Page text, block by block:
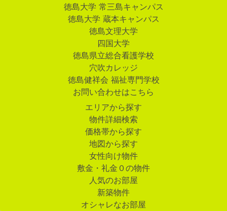
徳島大学 常三島キャンパス
徳島大学 蔵本キャンパス
徳島文理大学
四国大学
徳島県立総合看護学校
穴吹カレッジ
徳島健祥会 福祉専門学校
お問い合わせはこちら
エリアから探す
物件詳細検索
価格帯から探す
地図から探す
女性向け物件
敷金・礼金０の物件
人気のお部屋
新築物件
オシャレなお部屋